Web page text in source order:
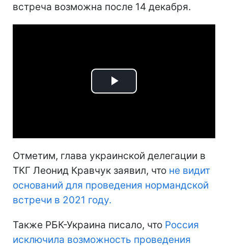
встреча возможна после 14 декабря.
Play
Отметим, глава украинской делегации в
ТКГ Леонид Кравчук заявил, что не видит
оснований для проведения нормандской
встречи в 2021 году.
Также РБК-Украина писало, что Россия
исключила возможность проведения